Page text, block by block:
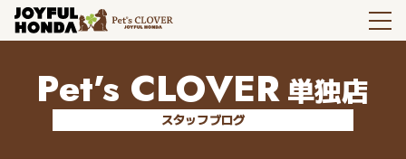
Pet’s CLOVER 単独店
スタッフブログ